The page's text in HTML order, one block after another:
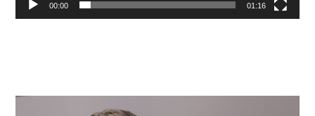
00:00 01:16